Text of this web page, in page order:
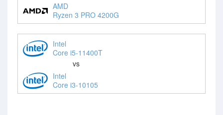
AMD
Ryzen 3 PRO 4200G
Intel
Core i5-11400T
vs
Intel
Core i3-10105